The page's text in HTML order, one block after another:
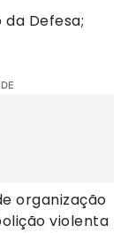
da Defesa;
organização
violenta